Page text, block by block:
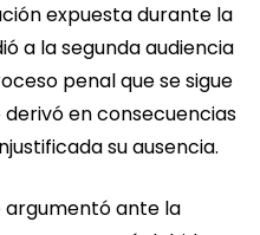
expuesta durante la
a la segunda audiencia
penal que se sigue
en consecuencias
su ausencia.
argumentó ante la